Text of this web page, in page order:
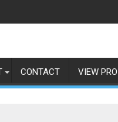
CONTACT VIEW PRO